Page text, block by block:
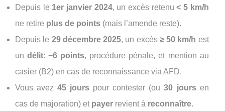
Depuis le 1er janvier 2024, un excès retenu< 5 km/h
ne retire plus de points (mais l’amende reste).
Depuis le 29 décembre 2025, un excès ≥ 50 km/h est
undélit:−6 points, procédure pénale, et mention au
casier (B2) en cas de reconnaissance via AFD.
Vous avez45 jours pour contester (ou30 joursen
cas de majoration) et payer revient à reconnaître.